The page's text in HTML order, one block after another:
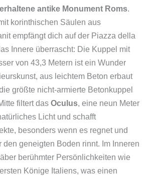
antike Monument Roms.
korinthischen Säulen aus
empfängt dich auf der Piazza della
Innere überrascht: Die Kuppel mit
von 43,3 Metern ist ein Wunder
aus leichtem Beton erbaut
größte nicht-armierte Betonkuppel
filtert das Oculus, eine neun Meter
Licht und schafft
besonders wenn es regnet und
den geneigten Boden rinnt. Im Inneren
berühmter Persönlichkeiten wie
Könige Italiens, was einen